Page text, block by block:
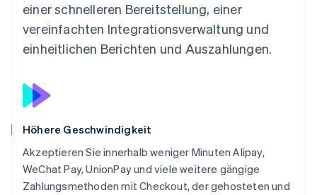
einer schnelleren Bereitstellung, einer
vereinfachten Integrationsverwaltung und
einheitlichen Berichten und Auszahlungen.
Höhere Geschwindigkeit
Akzeptieren Sie innerhalb weniger Minuten Alipay,
WeChat Pay, UnionPay und viele weitere gängige
Zahlungsmethoden mit Checkout, der gehosteten und